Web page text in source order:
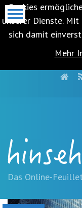
Cookies
unserer Dienste.
sich damit
Mehr
springen
(Accesskey
'1')Zur
springen
Das Online-